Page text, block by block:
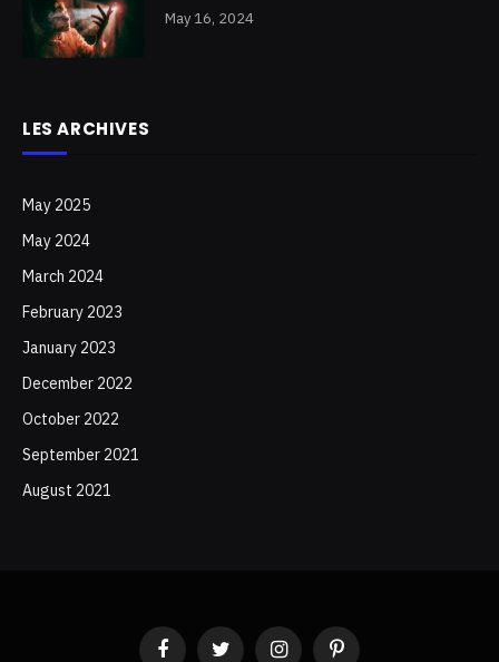
May 16, 2024
LES ARCHIVES
May 2025
May 2024
March 2024
February 2023
January 2023
December 2022
October 2022
September 2021
August 2021